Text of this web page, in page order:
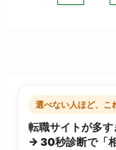
選べない人ほど、こ
転職サイトが多
→ 30秒診断で「